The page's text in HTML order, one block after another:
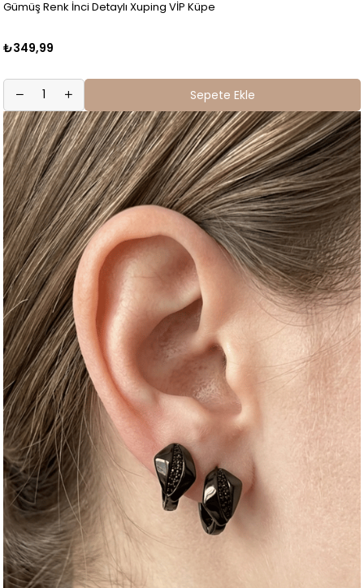
Gümüş Renk İnci Detaylı Xuping VİP Küpe
₺349,99
Sepete Ekle